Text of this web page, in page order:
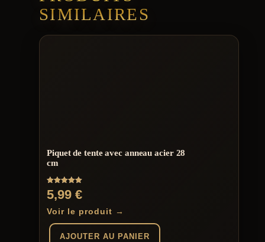
SIMILAIRES
Piquet de tente avec anneau acier 28
cm
Note
5.00
sur 5
5,99 €
Voir le produit →
AJOUTER AU PANIER